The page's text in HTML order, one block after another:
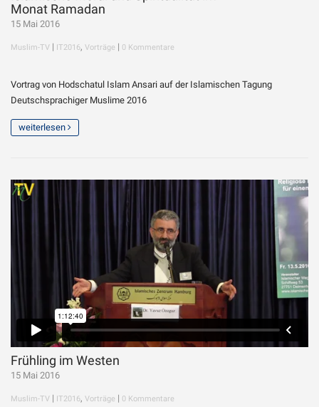
Monat Ramadan
15 Mai 2016
Muslim-TV | IT2016, Vorträge | 0 Kommentare
Vortrag von Hodschatul Islam Ansari auf der Islamischen Tagung
Deutschsprachiger Muslime 2016
weiterlesen
Frühling im Westen
15 Mai 2016
Muslim-TV | IT2016, Vorträge | 0 Kommentare